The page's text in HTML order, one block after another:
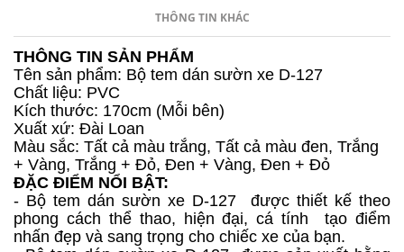
THÔNG TIN KHÁC
THÔNG TIN SẢN PHẨM
Tên sản phẩm: Bộ tem dán sườn xe D-127
Chất liệu: PVC
Kích thước: 170cm (Mỗi bên)
Xuất xứ: Đài Loan
Màu sắc: Tất cả màu trắng, Tất cả màu đen, Trắng
+ Vàng, Trắng + Đỏ, Đen + Vàng, Đen + Đỏ
ĐẶC ĐIỂM NỔI BẬT:
- Bộ tem dán sườn xe D-127 được thiết kế theo
phong cách thể thao, hiện đại, cá tính tạo điểm
nhấn đẹp và sang trọng cho chiếc xe của bạn.